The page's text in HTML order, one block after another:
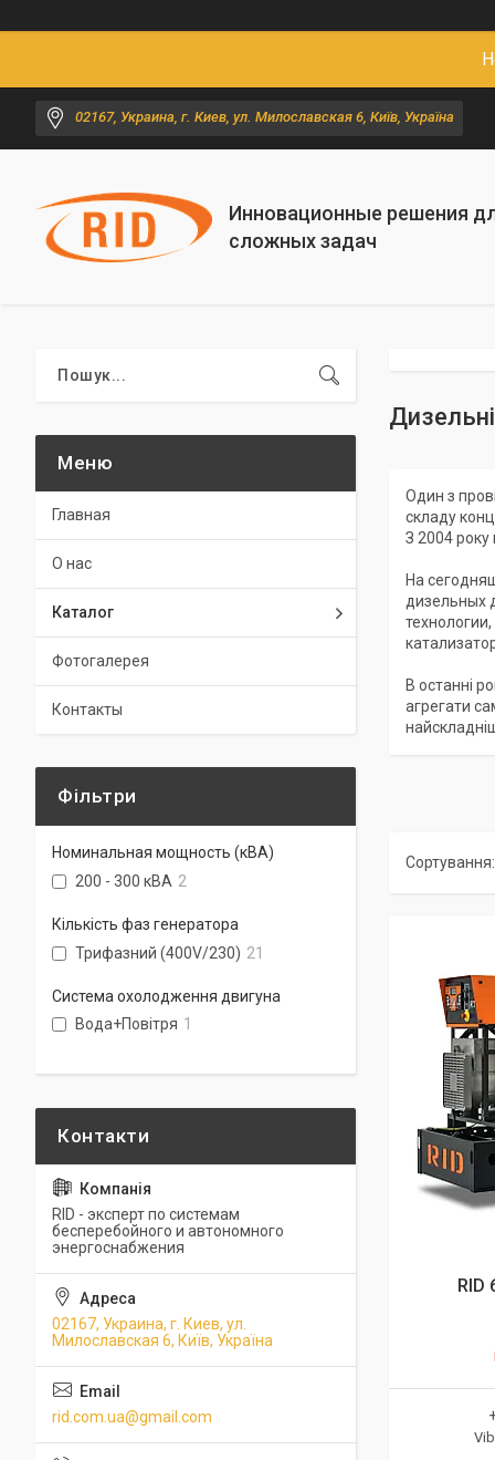
02167, Украина, г. Киев, ул. Милославская 6, Київ, Україна
Инновационные решения
сложных задач
Один з
складу
З 2004 року
На
дизельных
В останні
агрегати
RID
Главная
О нас
Каталог
Фотогалерея
Контакты
Фільтри
Номинальная мощность (кВА)
200 - 300 кВА 2
Кількість фаз генератора
Трифазний (400V/230) 21
Система охолодження двигуна
Вода+Повітря 1
RID - эксперт по системам
бесперебойного и автономного
энергоснабжения
02167, Украина, г. Киев, ул.
Милославская 6, Київ, Україна
rid.com.ua@gmail.com